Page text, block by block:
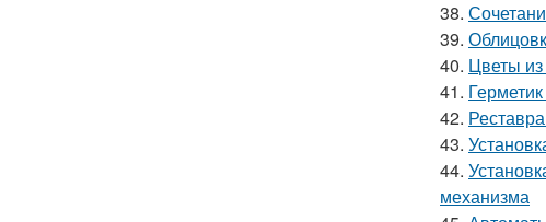
38.
39.
40. Цветы
41.
42.
43.
44.
механизма